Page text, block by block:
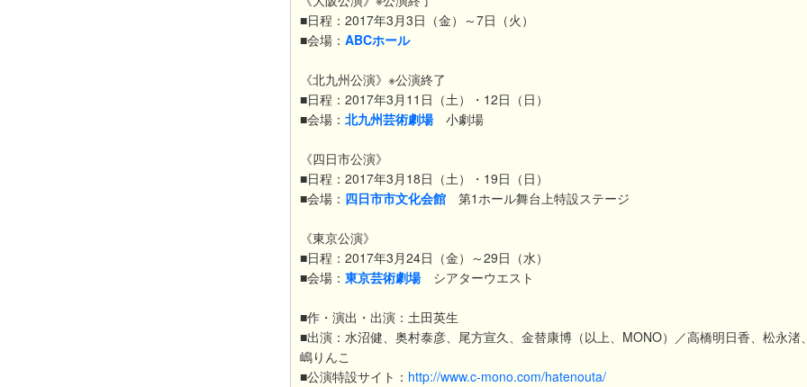
■日程：2017年3月3日（金）～7日（火）
■会場： ABCホール
《北九州公演》※公演終了
■日程：2017年3月11日（土）・12日（日）
■会場： 北九州芸術劇場小劇場
《四日市公演》
■日程：2017年3月18日（土）・19日（日）
■会場： 四日市市文化会館 第1ホール舞台上特設ステージ
《東京公演》
■日程：2017年3月24日（金）～29日（水）
■会場： 東京芸術劇場シアターウエスト
■作・演出・出演：土田英生
■出演：水沼健、奥村泰彦、尾方宣久、金替康博（以上、MONO）／高橋明日香、松永渚
嶋りんこ
■公演特設サイト： http://www.c-mono.com/hatenouta/